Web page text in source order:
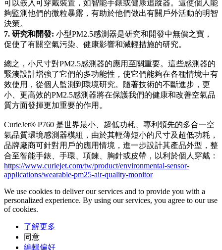
可以嵌入可穿戴裝置，如智能手錶或健康追蹤器。這使個人能
夠監測他們的微粒暴露，有助於他們做出有關戶外活動的明智
決策。
7. 研究和開發: 小型PM2.5感測器是研究和開發中無價之寶，
促使了有關空氣污染、健康影響和減輕措施的研究。
總之，小尺寸對PM2.5感測器的應用至關重要。這些感測器的
緊湊設計增強了它們的多功能性，使它們能夠在各種情境中有
效使用，從個人監測到環境研究。隨著技術的不斷進步，更
小、更高效的PM2.5感測器將在保護我們的健康和改善空氣品
質方面發揮更加重要的作用。
CurieJet® P760 是世界最小、超低功耗、專利領先的多合一空
氣品質環境感測器模組，由於其輕薄短小的尺寸及超低功耗，
品牌廠商可針對用戶的應用情境，進一步設計其產品外型，整
合至智能手錶、手環、項鍊、胸針或皮帶，以利於個人穿戴：
https://www.curiejet.com/tw/product/environmental-sensor-
applications/wearable-pm25-air-quality-monitor
We use cookies to deliver our services and to provide you with a
personalized experience. By using our services, you agree to our use
of cookies.
了解更多
同意
編輯偏好